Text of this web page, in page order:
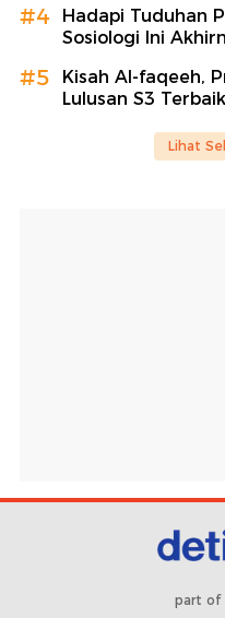
#4
Hadapi Tuduhan
Sosiologi Ini
#5
Kisah Al-faqeeh,
Lulusan S3
Lihat
part of